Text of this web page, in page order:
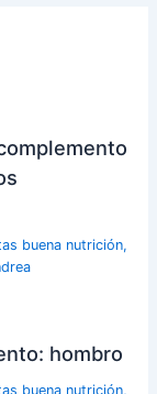
buena nutrición,
hombro
buena nutrición,